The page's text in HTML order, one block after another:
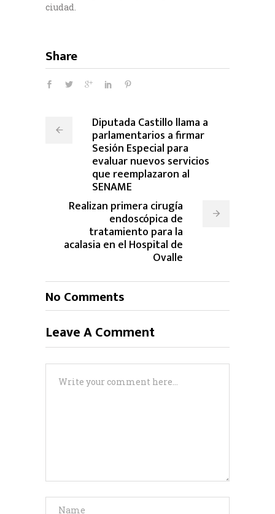
ciudad.
Share
Diputada Castillo llama a
parlamentarios a firmar
Sesión Especial para
evaluar nuevos servicios
que reemplazaron al
SENAME
Realizan primera cirugía
endoscópica de
tratamiento para la
acalasia en el Hospital de
Ovalle
No Comments
Leave A Comment